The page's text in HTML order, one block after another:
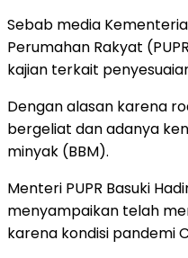
Sebab media
Perumahan Rakyat
kajian terkait
Dengan alasan karena
bergeliat dan adanya
minyak (BBM).
Menteri PUPR Basuki
menyampaikan telah
karena kondisi pandemi